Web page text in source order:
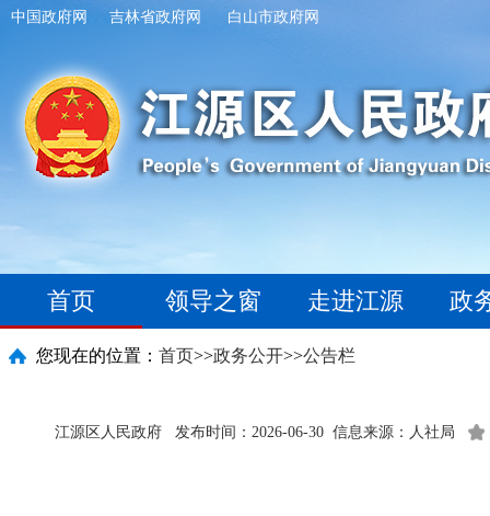
中国政府网 吉林省政府网 白山市政府网
首页 领导之窗 走进江源 政
您现在的位置： 首页>>政务公开>>公告栏
江源区人民政府 发布时间：2026-06-30 信息来源：人社局